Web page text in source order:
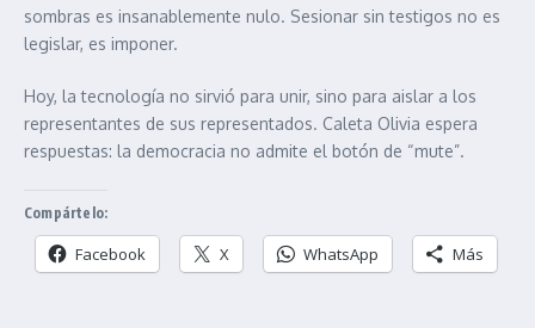
sombras es insanablemente nulo. Sesionar sin testigos no es
legislar, es imponer.
Hoy, la tecnología no sirvió para unir, sino para aislar a los
representantes de sus representados. Caleta Olivia espera
respuestas: la democracia no admite el botón de “mute”.
Compártelo:
Facebook X WhatsApp Más